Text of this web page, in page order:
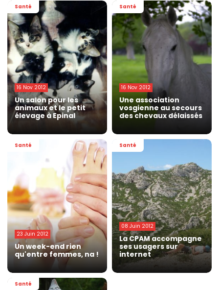
Santé
16 Nov 2012
Un salon pour les
animaux et le petit
élevage à Epinal
Santé
16 Nov 2012
Une association
vosgienne au secours
des chevaux délaissés
Santé
23 Juin 2012
Un week-end rien
qu'entre femmes, na !
Santé
08 Juin 2012
La CPAM accompagne
ses usagers sur
internet
Santé